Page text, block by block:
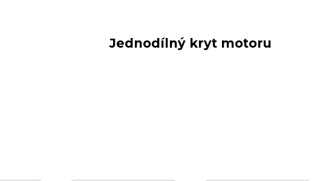
Jednodílný kryt motoru